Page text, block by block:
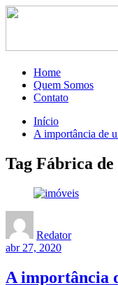
Home
Quem Somos
Contato
Início
A importância de
Tag Fábrica
Redator
abr 27, 2020
A importância